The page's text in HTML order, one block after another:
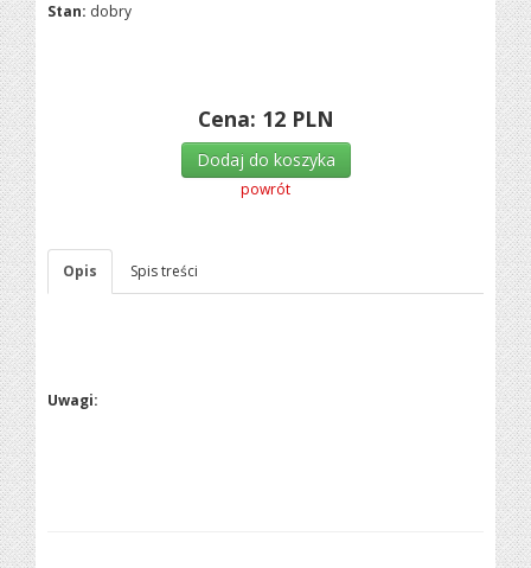
Stan: dobry
Cena: 12 PLN
Dodaj do koszyka
powrót
Opis Spis treści
Uwagi: